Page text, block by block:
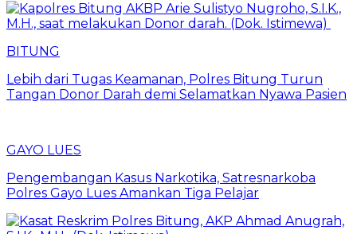
BITUNG
Lebih dari Tugas Keamanan, Polres Bitung Turun
Tangan Donor Darah demi Selamatkan Nyawa Pasien
GAYO LUES
Pengembangan Kasus Narkotika, Satresnarkoba
Polres Gayo Lues Amankan Tiga Pelajar